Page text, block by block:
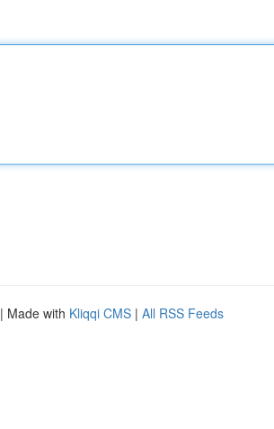
| Made with Kliqqi CMS | All RSS Feeds